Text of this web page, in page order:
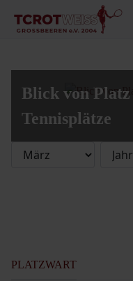
Blick von
Tennisplätze
PLATZWART